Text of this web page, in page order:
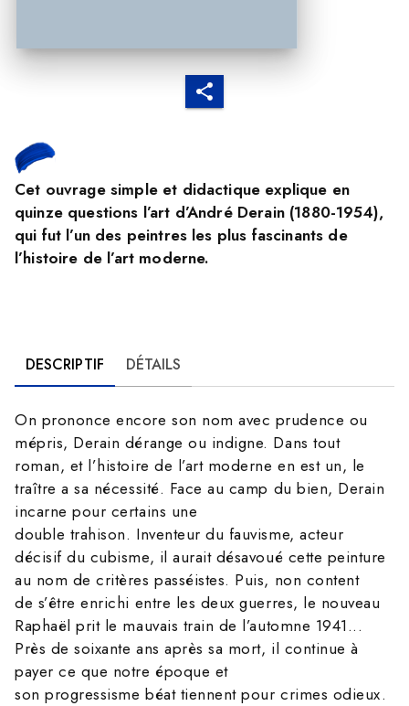
Cet ouvrage simple et didactique explique en
quinze questions l’art d’André Derain (1880-1954),
qui fut l’un des peintres les plus fascinants de
l’histoire de l’art moderne.
DESCRIPTIF DÉTAILS
On prononce encore son nom avec prudence ou
mépris, Derain dérange ou indigne. Dans tout
roman, et l’histoire de l’art moderne en est un, le
traître a sa nécessité. Face au camp du bien, Derain
incarne pour certains une
double trahison. Inventeur du fauvisme, acteur
décisif du cubisme, il aurait désavoué cette peinture
au nom de critères passéistes. Puis, non content
de s’être enrichi entre les deux guerres, le nouveau
Raphaël prit le mauvais train de l’automne 1941...
Près de soixante ans après sa mort, il continue à
payer ce que notre époque et
son progressisme béat tiennent pour crimes odieux.